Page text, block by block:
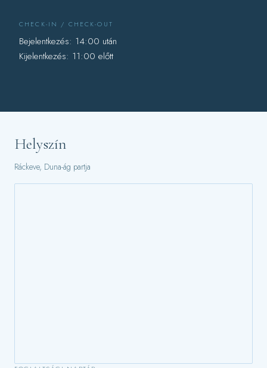
CHECK-IN / CHECK-OUT
Bejelentkezés: 14:00 után
Kijelentkezés: 11:00 előtt
Helyszín
Ráckeve, Duna-ág partja